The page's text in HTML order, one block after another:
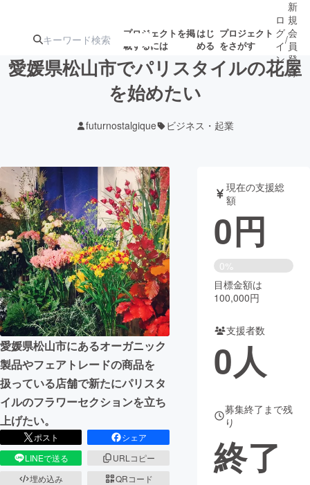
プロジェクトを掲
載するには
はじ
める
プロジェクト
をさがす
ターン
ジェクト
募集終了が近いプ
ロジェクト
アート・写真 音楽
テクノロジー・ガジェット ゲーム・サ
映像・映画 書籍・雑誌
ビジネス・起業 チャレンジ
まちづくり・地域活性化
CAMPFIRE for Social Good
CAMPFIRE Creation
CAMPFIREふるさと納税machi-ya
ロ
グ
イ
ン
/
新
規
会
員
登
録
愛媛県松山市でパリスタイルの花屋
を始めたい
futurnostalgique ビジネス・起業
愛媛県松山市にあるオーガニック
製品やフェアトレードの商品を
扱っている店舗で新たにパリスタ
イルのフラワーセクションを立ち
上げたい。
ポスト
シェア
LINEで送る
URLコピー
埋め込み
QRコード
現在の支援総
額
0円
0%
目標金額は
100,000円
支援者数
0人
募集終了まで残
り
終了